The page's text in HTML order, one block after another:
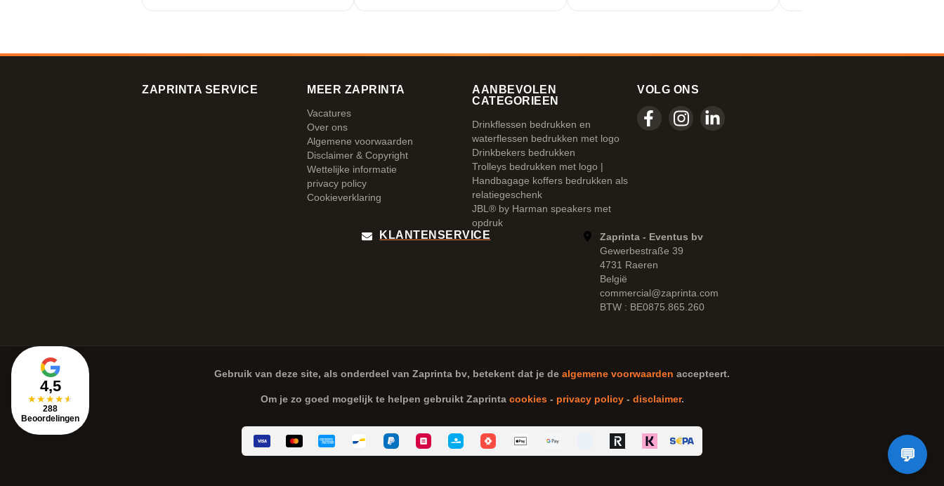
4,5
★★★★★
288
Beoordelingen
ZAPRINTA SERVICE MEER ZAPRINTA
Vacatures
Over ons
Algemene voorwaarden
Disclaimer & Copyright
Wettelijke informatie
privacy policy
Cookieverklaring
AANBEVOLEN
CATEGORIEEN
Drinkflessen bedrukken en
waterflessen bedrukken met logo
Drinkbekers bedrukken
Trolleys bedrukken met logo |
Handbagage koffers bedrukken als
relatiegeschenk
JBL® by Harman speakers met
opdruk
VOLG ONS
KLANTENSERVICE
Zaprinta - Eventus bv
Gewerbestraße 39
4731 Raeren
België
commercial@zaprinta.com
BTW : BE0875.865.260
Gebruik van deze site, als onderdeel van Zaprinta bv, betekent dat je de algemene voorwaarden accepteert.
Om je zo goed mogelijk te helpen gebruikt Zaprinta cookies- privacy policy- disclaimer.